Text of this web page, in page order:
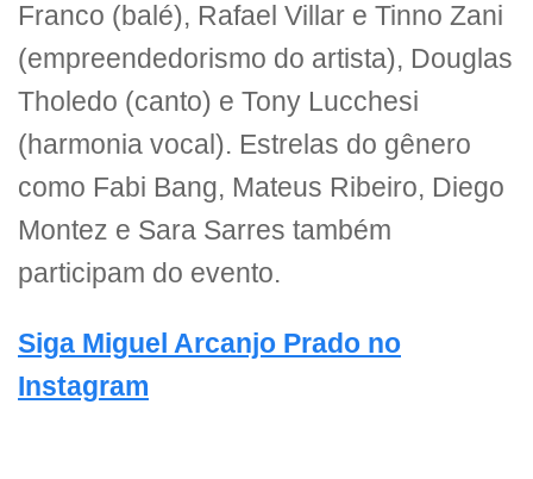
Franco (balé), Rafael Villar e Tinno Zani
(empreendedorismo do artista), Douglas
Tholedo (canto) e Tony Lucchesi
(harmonia vocal). Estrelas do gênero
como Fabi Bang, Mateus Ribeiro, Diego
Montez e Sara Sarres também
participam do evento.
Siga Miguel Arcanjo Prado no
Instagram